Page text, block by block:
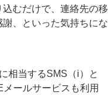
むだけで、連絡先の移
、といった気持ちにな
相当するSMS（i）と
メールサービスも利用